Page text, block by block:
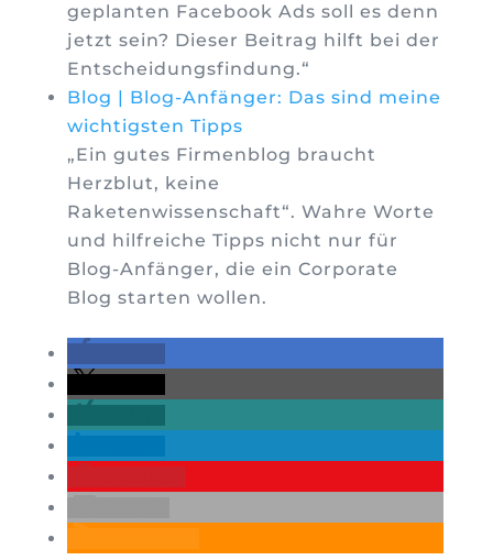
geplanten Facebook Ads soll es denn
jetzt sein? Dieser Beitrag hilft bei der
Entscheidungsfindung.“
Blog | Blog-Anfänger: Das sind meine
wichtigsten Tipps
„Ein gutes Firmenblog braucht
Herzblut, keine
Raketenwissenschaft“. Wahre Worte
und hilfreiche Tipps nicht nur für
Blog-Anfänger, die ein Corporate
Blog starten wollen.